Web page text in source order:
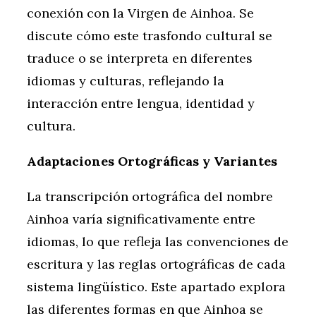
conexión con la Virgen de Ainhoa. Se
discute cómo este trasfondo cultural se
traduce o se interpreta en diferentes
idiomas y culturas, reflejando la
interacción entre lengua, identidad y
cultura.
Adaptaciones Ortográficas y Variantes
La transcripción ortográfica del nombre
Ainhoa varía significativamente entre
idiomas, lo que refleja las convenciones de
escritura y las reglas ortográficas de cada
sistema lingüístico. Este apartado explora
las diferentes formas en que Ainhoa se